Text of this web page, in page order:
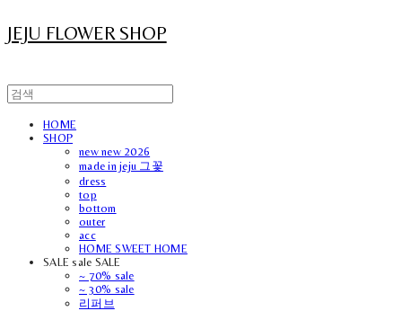
JEJU FLOWER SHOP
HOME
SHOP
new new 2026
made in jeju 그꽃
dress
top
bottom
outer
acc
HOME SWEET HOME
SALE sale SALE
~ 70% sale
~ 30% sale
리퍼브